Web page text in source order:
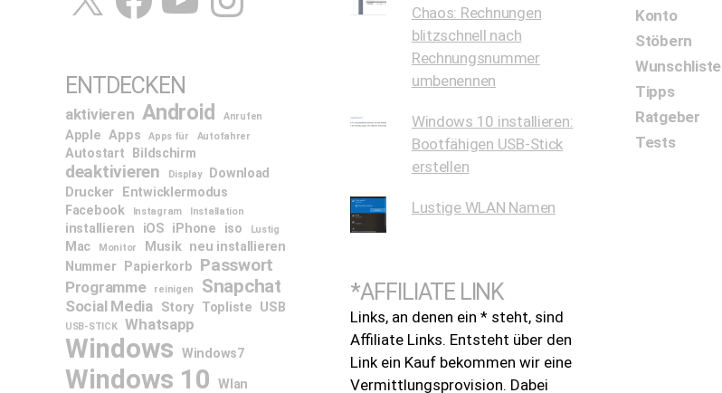
ENTDECKEN
aktivieren Android Anrufen
Apple Apps Apps für Autofahrer
Autostart Bildschirm
deaktivieren Display
Download
Drucker
Entwicklermodus
Facebook
Instagram Installation
installieren iOS iPhone iso Lustig
Mac Monitor Musik neu installieren
Nummer
Papierkorb Passwort
Programme reinigen Snapchat
Social Media Story Topliste USB
USB-STICK Whatsapp
Windows Windows7
Windows 10 Wlan
Chaos: Rechnungen
blitzschnell nach
Rechnungsnummer
umbenennen
Windows 10 installieren:
Bootfähigen USB-Stick
erstellen
Lustige WLAN Namen
*AFFILIATE LINK
Links, an denen ein * steht, sind
Affiliate Links. Entsteht über den
Link ein Kauf bekommen wir eine
Vermittlungsprovision. Dabei
Konto
Stöbern
Wunschliste
Tipps
Ratgeber
Tests